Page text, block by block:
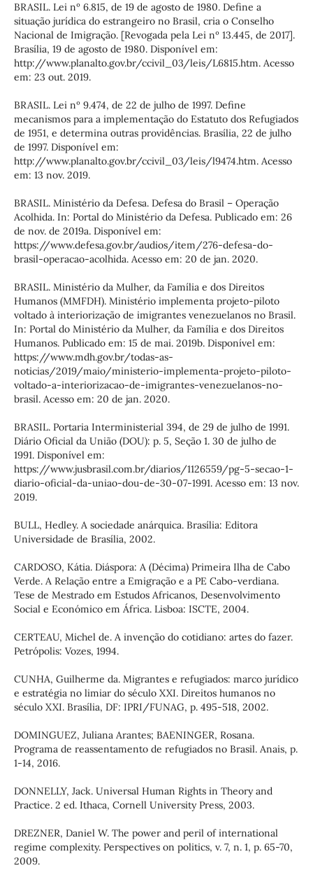
BRASIL. Lei nº 6.815, de 19 de agosto de 1980. Define a
situação jurídica do estrangeiro no Brasil, cria o Conselho
Nacional de Imigração. [Revogada pela Lei nº 13.445, de 2017].
Brasília, 19 de agosto de 1980. Disponível em:
http://www.planalto.gov.br/ccivil_03/leis/L6815.htm. Acesso
em: 23 out. 2019.
BRASIL. Lei nº 9.474, de 22 de julho de 1997. Define
mecanismos para a implementação do Estatuto dos Refugiados
de 1951, e determina outras providências. Brasília, 22 de julho
de 1997. Disponível em:
http://www.planalto.gov.br/ccivil_03/leis/l9474.htm. Acesso
em: 13 nov. 2019.
BRASIL. Ministério da Defesa. Defesa do Brasil – Operação
Acolhida. In: Portal do Ministério da Defesa. Publicado em: 26
de nov. de 2019a. Disponível em:
https://www.defesa.gov.br/audios/item/276-defesa-do-
brasil-operacao-acolhida. Acesso em: 20 de jan. 2020.
BRASIL. Ministério da Mulher, da Família e dos Direitos
Humanos (MMFDH). Ministério implementa projeto-piloto
voltado à interiorização de imigrantes venezuelanos no Brasil.
In: Portal do Ministério da Mulher, da Família e dos Direitos
Humanos. Publicado em: 15 de mai. 2019b. Disponível em:
https://www.mdh.gov.br/todas-as-
noticias/2019/maio/ministerio-implementa-projeto-piloto-
voltado-a-interiorizacao-de-imigrantes-venezuelanos-no-
brasil. Acesso em: 20 de jan. 2020.
BRASIL. Portaria Interministerial 394, de 29 de julho de 1991.
Diário Oficial da União (DOU): p. 5, Seção 1. 30 de julho de
1991. Disponível em:
https://www.jusbrasil.com.br/diarios/1126559/pg-5-secao-1-
diario-oficial-da-uniao-dou-de-30-07-1991. Acesso em: 13 nov.
2019.
BULL, Hedley. A sociedade anárquica. Brasília: Editora
Universidade de Brasília, 2002.
CARDOSO, Kátia. Diáspora: A (Décima) Primeira Ilha de Cabo
Verde. A Relação entre a Emigração e a PE Cabo-verdiana.
Tese de Mestrado em Estudos Africanos, Desenvolvimento
Social e Económico em África. Lisboa: ISCTE, 2004.
CERTEAU, Michel de. A invenção do cotidiano: artes do fazer.
Petrópolis: Vozes, 1994.
CUNHA, Guilherme da. Migrantes e refugiados: marco jurídico
e estratégia no limiar do século XXI. Direitos humanos no
século XXI. Brasília, DF: IPRI/FUNAG, p. 495-518, 2002.
DOMINGUEZ, Juliana Arantes; BAENINGER, Rosana.
Programa de reassentamento de refugiados no Brasil. Anais, p.
1-14, 2016.
DONNELLY, Jack. Universal Human Rights in Theory and
Practice. 2 ed. Ithaca, Cornell University Press, 2003.
DREZNER, Daniel W. The power and peril of international
regime complexity. Perspectives on politics, v. 7, n. 1, p. 65-70,
2009.